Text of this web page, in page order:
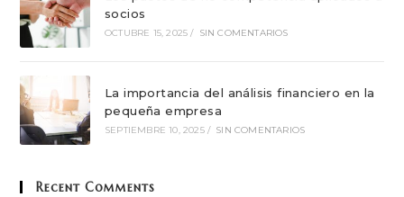
socios
OCTUBRE 15, 2025 / SIN COMENTARIOS
La importancia del análisis financiero en la
pequeña empresa
SEPTIEMBRE 10, 2025 / SIN COMENTARIOS
Recent Comments